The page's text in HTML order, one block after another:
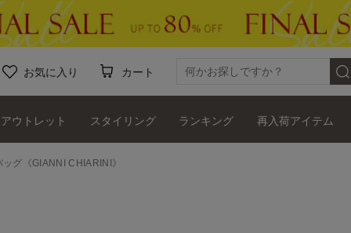
お気に入り カート
アウトレット スタイリング ランキング 再入荷アイテム
グ《GIANNI CHIARINI》